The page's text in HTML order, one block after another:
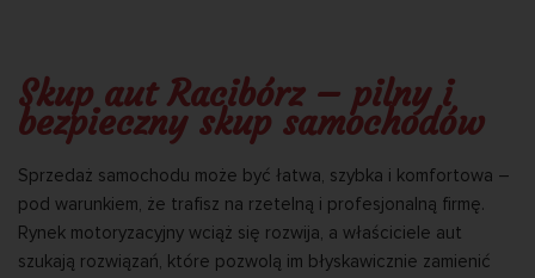
Skup aut Racibórz – pilny i
bezpieczny skup samochodów
Sprzedaż samochodu może być łatwa, szybka i komfortowa –
pod warunkiem, że trafisz na rzetelną i profesjonalną firmę.
Rynek motoryzacyjny wciąż się rozwija, a właściciele aut
szukają rozwiązań, które pozwolą im błyskawicznie zamienić